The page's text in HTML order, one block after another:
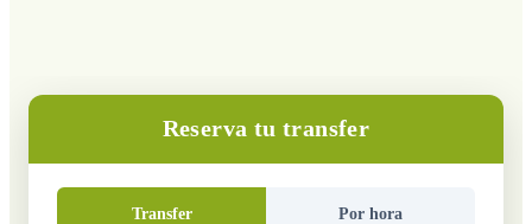
Reserva tu transfer
Transfer Por hora